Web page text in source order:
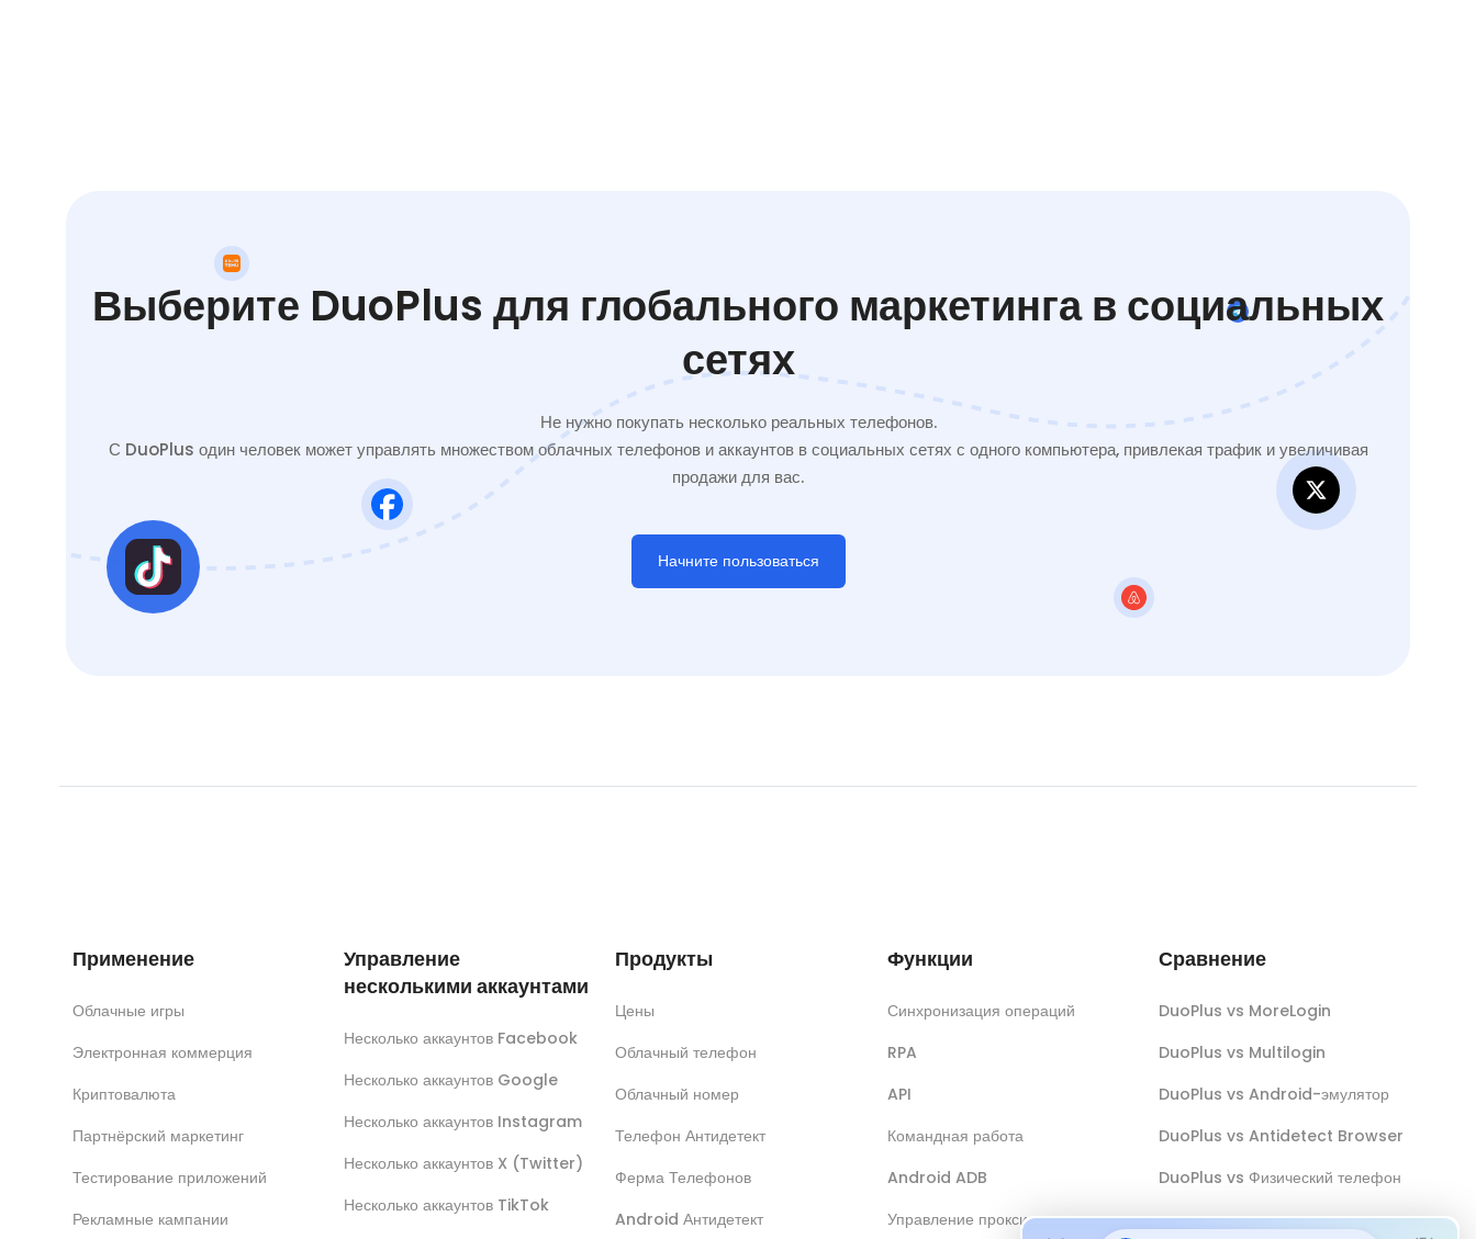
Выберите DuoPlus для глобального маркетинга в социальных
сетях
Не нужно покупать несколько реальных телефонов.
С DuoPlus один человек может управлять множеством облачных телефонов и аккаунтов в социальных сетях с одного компьютера, привлекая трафик и увеличивая
продажи для вас.
Начните пользоваться
Применение
Облачные игры
Электронная коммерция
Криптовалюта
Партнёрский маркетинг
Тестирование приложений
Рекламные кампании
Управление
несколькими аккаунтами
Несколько аккаунтов Facebook
Несколько аккаунтов Google
Несколько аккаунтов Instagram
Несколько аккаунтов X (Twitter)
Несколько аккаунтов TikTok
Продукты
Цены
Облачный телефон
Облачный номер
Телефон Антидетект
Ферма Телефонов
Android Антидетект
Функции
Синхронизация операций
RPA
API
Командная работа
Android ADB
Управление прокси
Сравнение
DuoPlus vs MoreLogin
DuoPlus vs Multilogin
DuoPlus vs Android-эмулятор
DuoPlus vs Antidetect Browser
DuoPlus vs Физический телефон